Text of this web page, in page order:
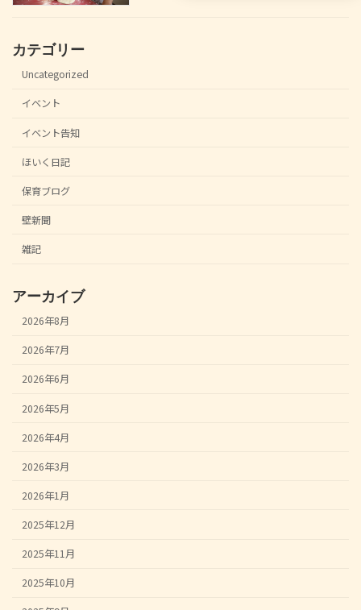
カテゴリー
Uncategorized
イベント
イベント告知
ほいく日記
保育ブログ
壁新聞
雑記
アーカイブ
2026年8月
2026年7月
2026年6月
2026年5月
2026年4月
2026年3月
2026年1月
2025年12月
2025年11月
2025年10月